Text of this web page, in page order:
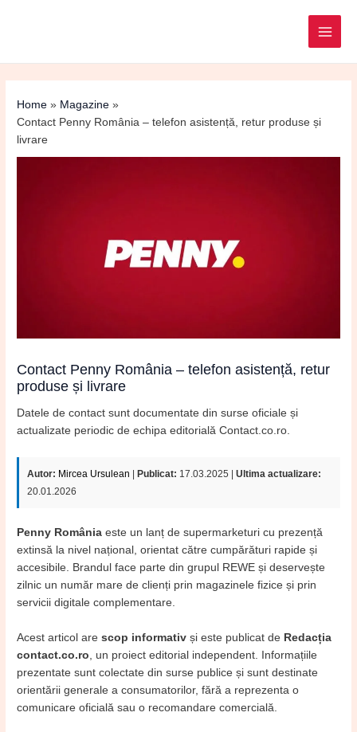
Home
Magazine
Contact Penny România – telefon asistență, retur produse și
livrare
Contact Penny România – telefon asistență, retur
produse și livrare
Datele de contact sunt documentate din surse oficiale și
actualizate periodic de echipa editorială Contact.co.ro.
Autor: Mircea Ursulean Publicat: 17.03.2025 |Ultima actualizare:
20.01.2026
Penny România este un lanț de supermarketuri cu prezență
extinsă la nivel național, orientat către cumpărături rapide și
accesibile. Brandul face parte din grupul REWE și deservește
zilnic un număr mare de clienți prin magazinele fizice și prin
servicii digitale complementare.
Acest articol arescop informativ și este publicat de Redacția
contact.co.ro, un proiect editorial independent. Informațiile
prezentate sunt colectate din surse publice și sunt destinate
orientării generale a consumatorilor, fără a reprezenta o
comunicare oficială sau o recomandare comercială.